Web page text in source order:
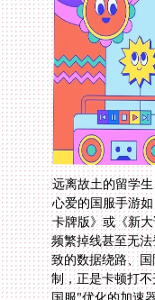
远离故土的留学
心爱的国服手游
卡牌版》或《新
频繁掉线甚至无
致的数据绕路、
制，正是卡顿打
国服"优化的加